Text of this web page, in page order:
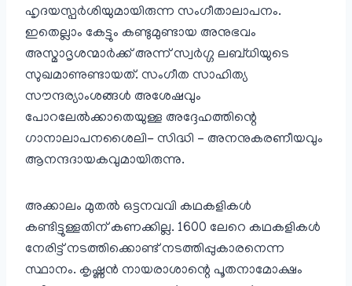
ഹൃദയസ്പർശിയുമായിരുന്ന സംഗീതാലാപനം.
ഇതെല്ലാം കേട്ടും കണ്ടുമുണ്ടായ അനുഭവം
അസ്മാദൃശന്മാർക്ക് അന്ന് സ്വർഗ്ഗ ലബ്ധിയുടെ
സുഖമാണുണ്ടായത്. സംഗീത സാഹിത്യ
സൗന്ദര്യാംശങ്ങൾ അശേഷവും
പോറലേൽക്കാതെയുള്ള അദ്ദേഹത്തിന്റെ
ഗാനാലാപനശൈലി- സിദ്ധി – അനനുകരണീയവും
ആനന്ദദായകവുമായിരുന്നു.
അക്കാലം മുതൽ ഒട്ടനവവി കഥകളികൾ
കണ്ടിട്ടുള്ളതിന് കണക്കില്ല. 1600 ലേറെ കഥകളികൾ
നേരിട്ട് നടത്തിക്കൊണ്ട് നടത്തിപ്പുകാരനെന്ന
സ്ഥാനം. കൃഷ്ണൻ നായരാശാന്റെ പൂതനാമോക്ഷം